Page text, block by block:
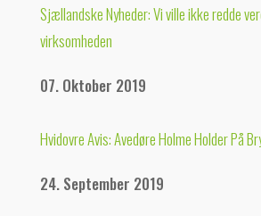
Sjællandske Nyheder: Vi ville ikke redde
virksomheden
07. Oktober 2019
Hvidovre Avis: Avedøre Holme Holder På
24. September 2019